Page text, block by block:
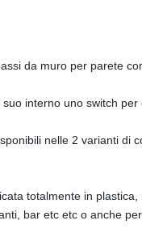
da muro per parete
interno uno switch
nelle 2 varianti di
totalmente in
bar etc etc o anche